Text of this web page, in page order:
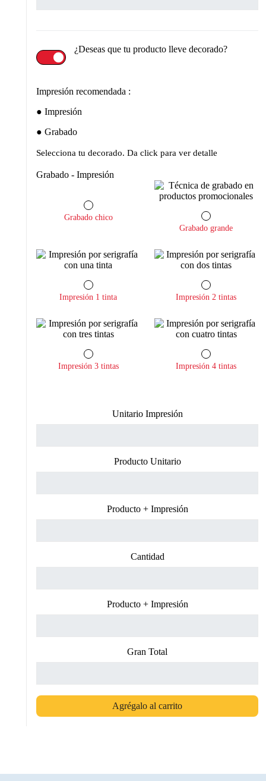
¿Deseas que tu producto lleve decorado?
Impresión recomendada :
Impresión
Grabado
Selecciona tu decorado. Da click para ver detalle
Grabado - Impresión
Grabado chico
Grabado grande
Impresión 1 tinta Impresión 2 tintas
Impresión 3 tintas Impresión 4 tintas
Unitario Impresión
Producto Unitario
Producto + Impresión
Cantidad
Producto + Impresión
Gran Total
Agrégalo al carrito